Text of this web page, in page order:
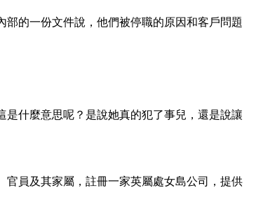
的一份文件說，他們被停職的原因和客戶問題
什麼意思呢？是說她真的犯了事兒，還是說讓
員及其家屬，註冊一家英屬處女島公司，提供